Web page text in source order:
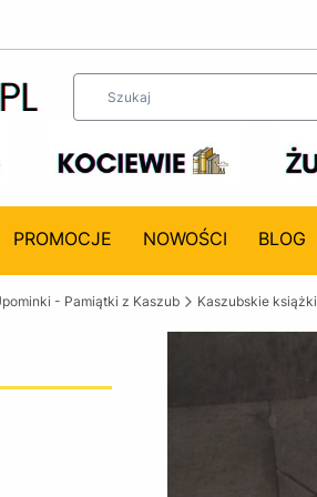
PROMOCJE NOWOŚCI BLOG
- Pamiątki z Kaszub Kaszubskie książki